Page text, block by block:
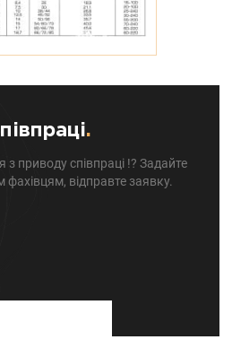
.
приводу співпраці !? Задайте
відправте заявку.